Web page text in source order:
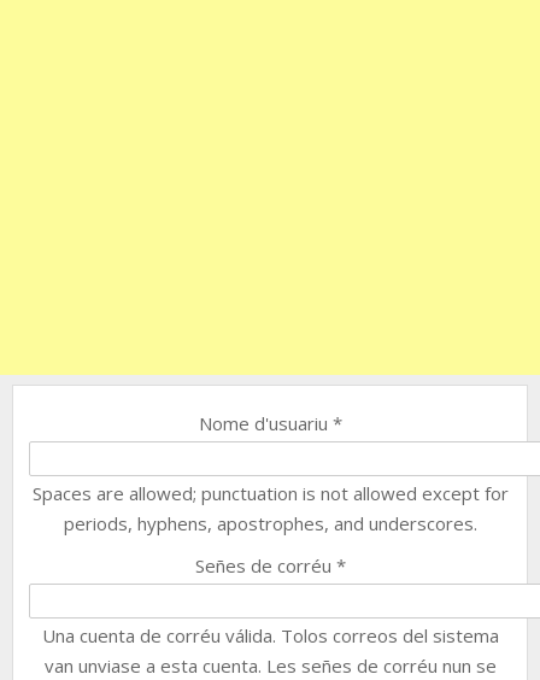
Nome d'usuariu *
Spaces are allowed; punctuation is not allowed except for
periods, hyphens, apostrophes, and underscores.
Señes de corréu *
Una cuenta de corréu válida. Tolos correos del sistema
van unviase a esta cuenta. Les señes de corréu nun se